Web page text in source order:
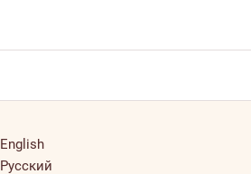
English
Русский